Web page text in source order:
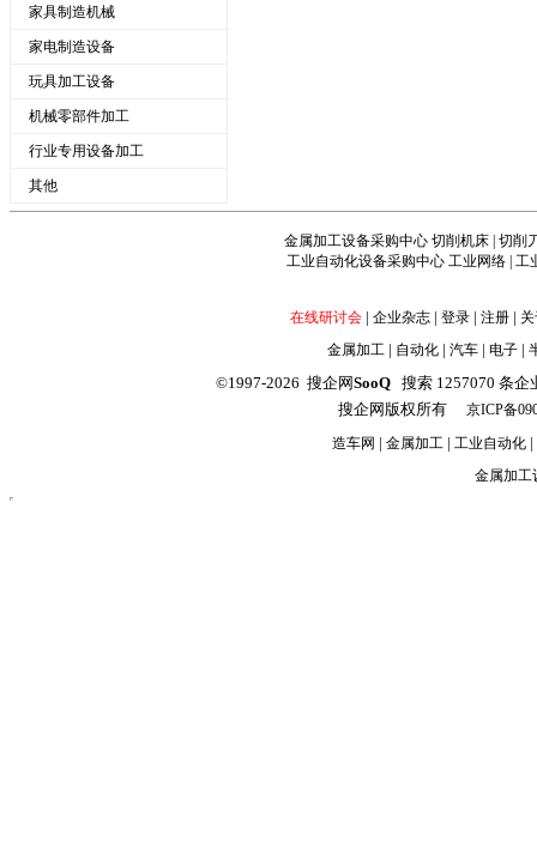
家具制造机械
家电制造设备
玩具加工设备
机械零部件加工
行业专用设备加工
其他
金属加工设备采购中心 切削机床| 切削
工业自动化设备采购中心 工业网络 工
在线研讨会 | 企业杂志 | 登录 | 注册 |
金属加工| 自动化| 汽车| 电子|
©1997-2026 搜企网SooQ搜索 1257070 条企
搜企网版权所有 京ICP备
造车网 | 金属加工 | 工业自动化 |
金属加工